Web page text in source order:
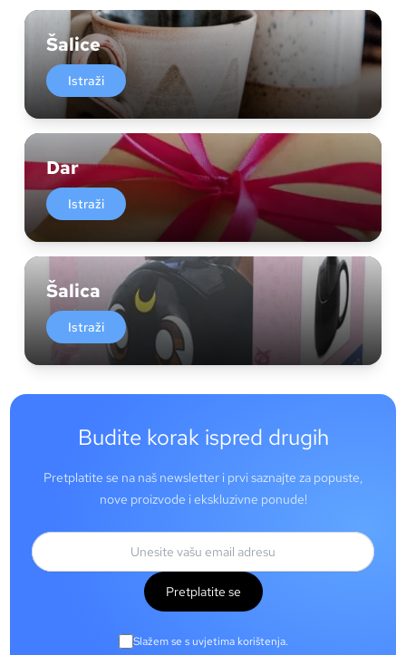
Šalice
Istraži
Dar
Istraži
Šalica
Istraži
Budite korak ispred drugih
Pretplatite se na naš newsletter i prvi saznajte za popuste,
nove proizvode i ekskluzivne ponude!
Pretplatite se
Slažem se s uvjetima korištenja.